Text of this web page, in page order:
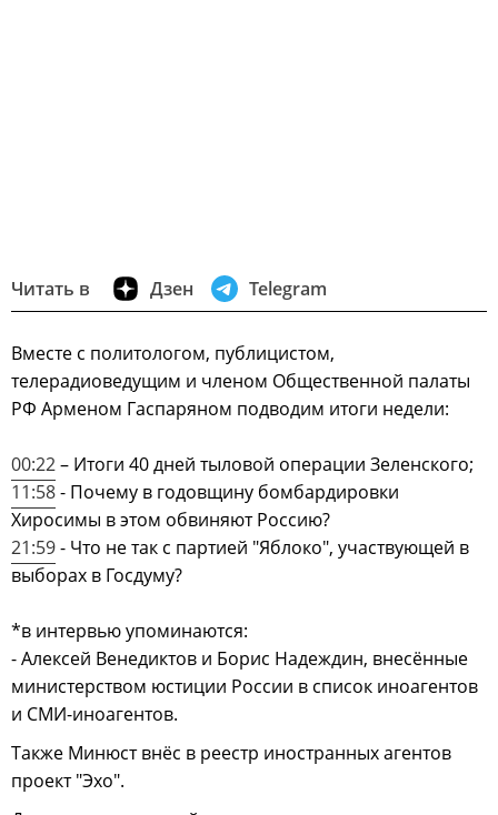
Читать в Дзен Telegram
Вместе с политологом, публицистом,
телерадиоведущим и членом Общественной палаты
РФ Арменом Гаспаряном подводим итоги недели:
00:22– Итоги 40 дней тыловой операции Зеленского;
11:58- Почему в годовщину бомбардировки
Хиросимы в этом обвиняют Россию?
21:59- Что не так с партией "Яблоко", участвующей в
выборах в Госдуму?
*в интервью упоминаются:
- Алексей Венедиктов и Борис Надеждин, внесённые
министерством юстиции России в список иноагентов
и СМИ-иноагентов.
Также Минюст внёс в реестр иностранных агентов
проект "Эхо".